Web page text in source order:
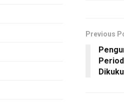
Previous